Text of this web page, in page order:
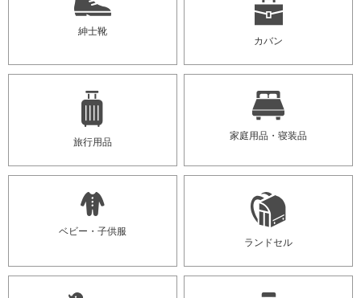
紳士靴
カバン
旅行用品
家庭用品・寝装品
ベビー・子供服
ランドセル